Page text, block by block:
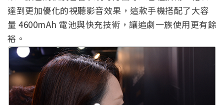
達到更加優化的視聽影音效果，這款手機搭配了大容
量 4600mAh 電池與快充技術，讓追劇一族使用更有餘
裕。